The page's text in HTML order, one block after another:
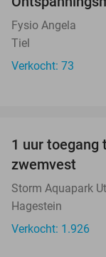
Fysio Angela
Tiel
Verkocht: 73
1 uur toegang
zwemvest
Storm Aquapark
Hagestein
Verkocht: 1.926